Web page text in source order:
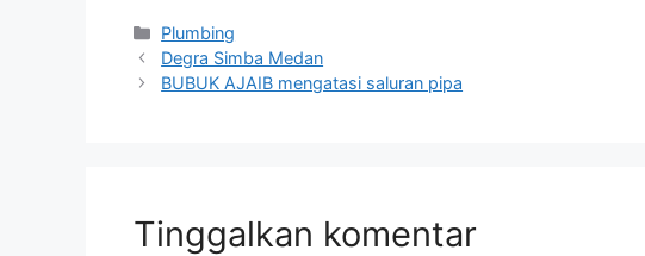
Kategori
Plumbing
Degra Simba Medan
BUBUK AJAIB mengatasi saluran pipa
Tinggalkan komentar